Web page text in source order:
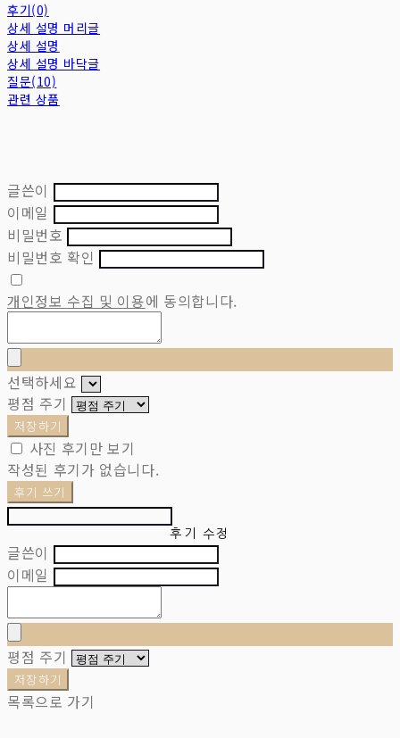
후기(0)
상세 설명 머리글
상세 설명
상세 설명 바닥글
질문(10)
관련 상품
글쓴이
이메일
비밀번호
비밀번호 확인
개인정보 수집 및 이용에 동의합니다.
선택하세요
평점 주기
저장하기
사진 후기만 보기
작성된 후기가 없습니다.
후기 쓰기
후기 수정
글쓴이
이메일
평점 주기
저장하기
목록으로 가기